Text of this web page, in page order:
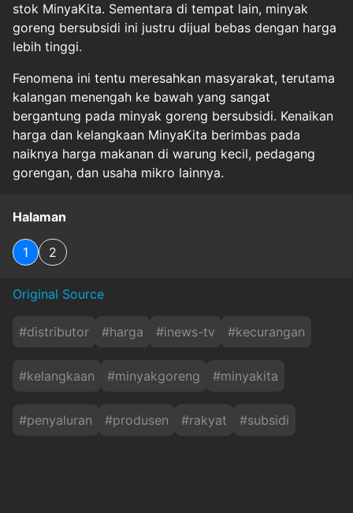
stok MinyaKita. Sementara di tempat lain, minyak
goreng bersubsidi ini justru dijual bebas dengan harga
lebih tinggi.
Fenomena ini tentu meresahkan masyarakat, terutama
kalangan menengah ke bawah yang sangat
bergantung pada minyak goreng bersubsidi. Kenaikan
harga dan kelangkaan MinyaKita berimbas pada
naiknya harga makanan di warung kecil, pedagang
gorengan, dan usaha mikro lainnya.
Halaman
1 2
Original Source
#distributor #harga #inews-tv #kecurangan
#kelangkaan #minyakgoreng #minyakita
#penyaluran #produsen #rakyat #subsidi